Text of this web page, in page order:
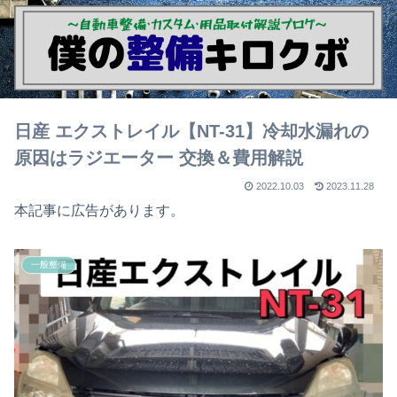
日産 エクストレイル【NT-31】冷却水漏れの
原因はラジエーター 交換＆費用解説
2022.10.03 2023.11.28
本記事に広告があります。
一般整備